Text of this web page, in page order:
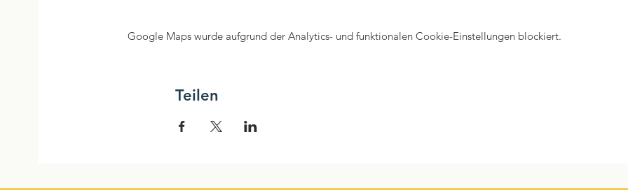
Google Maps wurde aufgrund der Analytics- und funktionalen Cookie-Einstellungen blockiert.
Teilen